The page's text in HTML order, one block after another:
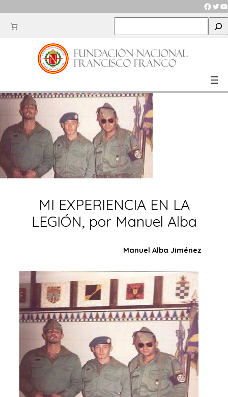
al
contenido
e
r
c
MI EXPERIENCIA EN LA
LEGIÓN, por Manuel Alba
Manuel Alba Jiménez